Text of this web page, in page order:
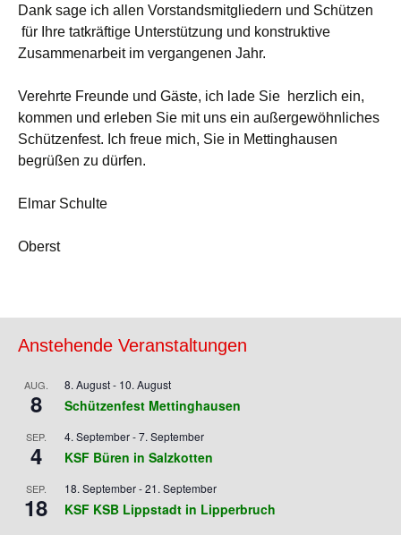
Dank sage ich allen Vorstandsmitgliedern und Schützen
für Ihre tatkräftige Unterstützung und konstruktive
Zusammenarbeit im vergangenen Jahr.
Verehrte Freunde und Gäste, ich lade Sie herzlich ein,
kommen und erleben Sie mit uns ein außergewöhnliches
Schützenfest. Ich freue mich, Sie in Mettinghausen
begrüßen zu dürfen.
Elmar Schulte
Oberst
Anstehende Veranstaltungen
AUG.
8
8. August- 10. August
Schützenfest Mettinghausen
SEP.
4
4. September-7. September
KSF Büren in Salzkotten
SEP.
18
18. September-21. September
KSF KSB Lippstadt in Lipperbruch